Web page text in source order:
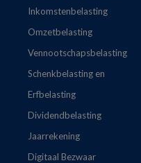
Inkomstenbelasting
Omzetbelasting
Vennootschapsbelasting
Schenkbelasting en
Erfbelasting
Dividendbelasting
Jaarrekening
Digitaal Bezwaar